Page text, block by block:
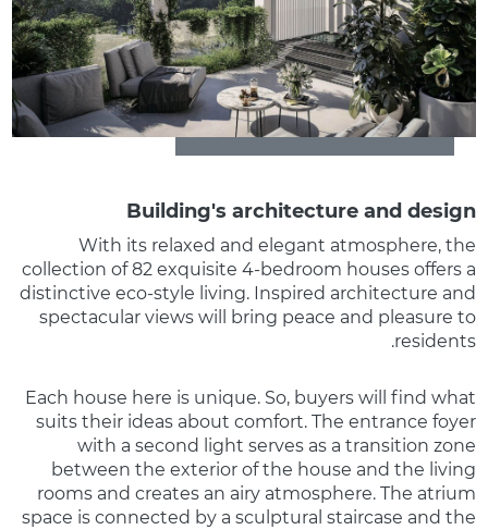
Building's architecture and design
With its relaxed and elegant atmosphere, the
collection of 82 exquisite 4-bedroom houses offers a
distinctive eco-style living. Inspired architecture and
spectacular views will bring peace and pleasure to
residents.
Each house here is unique. So, buyers will find what
suits their ideas about comfort. The entrance foyer
with a second light serves as a transition zone
between the exterior of the house and the living
rooms and creates an airy atmosphere. The atrium
space is connected by a sculptural staircase and the